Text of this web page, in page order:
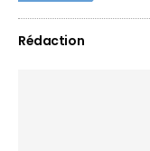
Rédaction